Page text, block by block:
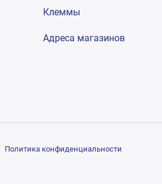
Клеммы
Адреса магазинов
Политика конфиденциальности